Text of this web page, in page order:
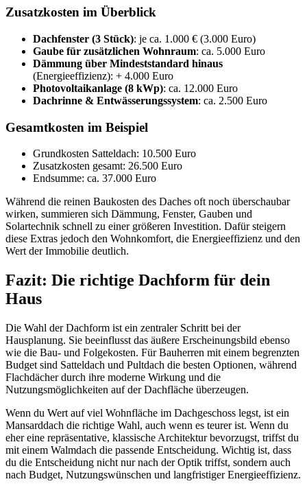
Zusatzkosten im Überblick
Dachfenster (3 Stück): je ca. 1.000 € (3.000 Euro)
Gaube für zusätzlichen Wohnraum: ca. 5.000 Euro
Dämmung über Mindeststandard hinaus
(Energieeffizienz): + 4.000 Euro
Photovoltaikanlage (8 kWp): ca. 12.000 Euro
Dachrinne & Entwässerungssystem: ca. 2.500 Euro
Gesamtkosten im Beispiel
Grundkosten Satteldach: 10.500 Euro
Zusatzkosten gesamt: 26.500 Euro
Endsumme: ca. 37.000 Euro
Während die reinen Baukosten des Daches oft noch überschaubar
wirken, summieren sich Dämmung, Fenster, Gauben und
Solartechnik schnell zu einer größeren Investition. Dafür steigern
diese Extras jedoch den Wohnkomfort, die Energieeffizienz und den
Wert der Immobilie deutlich.
Fazit: Die richtige Dachform für dein
Haus
Die Wahl der Dachform ist ein zentraler Schritt bei der
Hausplanung. Sie beeinflusst das äußere Erscheinungsbild ebenso
wie die Bau- und Folgekosten. Für Bauherren mit einem begrenzten
Budget sind Satteldach und Pultdach die besten Optionen, während
Flachdächer durch ihre moderne Wirkung und die
Nutzungsmöglichkeiten auf der Dachfläche überzeugen.
Wenn du Wert auf viel Wohnfläche im Dachgeschoss legst, ist ein
Mansarddach die richtige Wahl, auch wenn es teurer ist. Wenn du
eher eine repräsentative, klassische Architektur bevorzugst, triffst du
mit einem Walmdach die passende Entscheidung. Wichtig ist, dass
du die Entscheidung nicht nur nach der Optik triffst, sondern auch
nach Budget, Nutzungswünschen und langfristiger Energieeffizienz.